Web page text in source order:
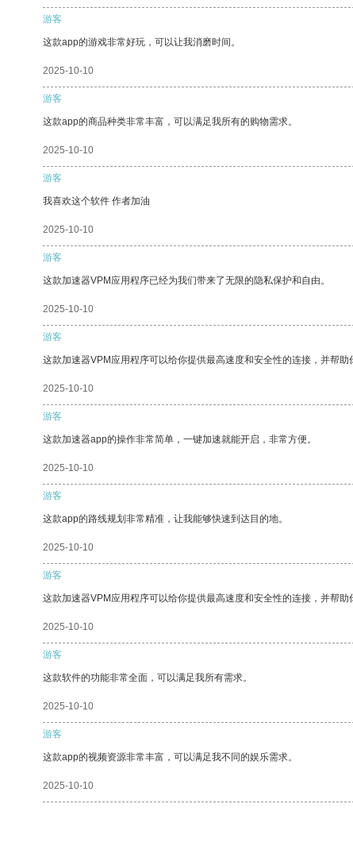
游客
这款app的游戏非常好玩，可以让我消磨时间。
2025-10-10
游客
这款app的商品种类非常丰富，可以满足我所有的购物需求。
2025-10-10
游客
我喜欢这个软件 作者加油
2025-10-10
游客
这款加速器VPM应用程序已经为我们带来了无限的隐私保护和自由。
2025-10-10
游客
这款加速器VPM应用程序可以给你提供最高速度和安全性的连接，并帮助
2025-10-10
游客
这款加速器app的操作非常简单，一键加速就能开启，非常方便。
2025-10-10
游客
这款app的路线规划非常精准，让我能够快速到达目的地。
2025-10-10
游客
这款加速器VPM应用程序可以给你提供最高速度和安全性的连接，并帮助
2025-10-10
游客
这款软件的功能非常全面，可以满足我所有需求。
2025-10-10
游客
这款app的视频资源非常丰富，可以满足我不同的娱乐需求。
2025-10-10